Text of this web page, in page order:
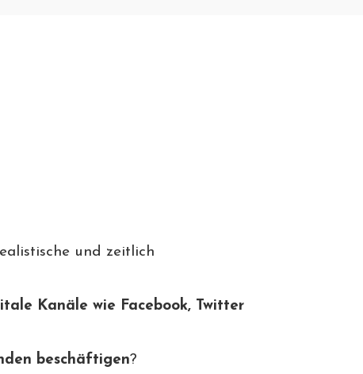
und zeitlich
Kanäle wie Facebook, Twitter
beschäftigen?